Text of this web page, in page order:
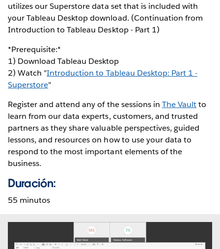
utilizes our Superstore data set that is included with
your Tableau Desktop download. (Continuation from
Introduction to Tableau Desktop - Part 1)
*Prerequisite:*
1) Download Tableau Desktop
2) Watch "Introduction to Tableau Desktop: Part 1 -
Superstore"
Register and attend any of the sessions in The Vaultto
learn from our data experts, customers, and trusted
partners as they share valuable perspectives, guided
lessons, and resources on how to use your data to
respond to the most important elements of the
business.
Duración:
55 minutos